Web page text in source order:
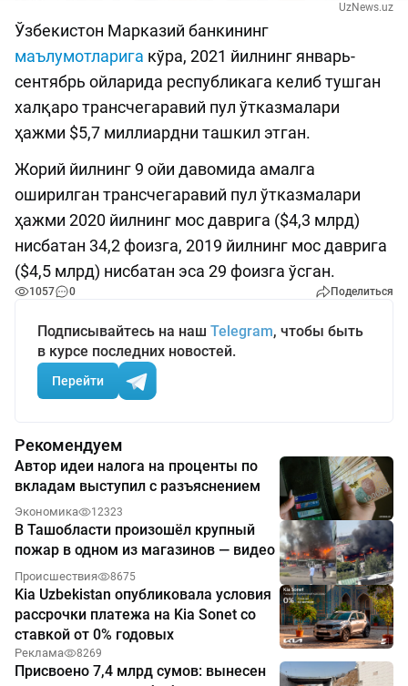
UzNews.uz
Ўзбекистон Марказий банкининг
маълумотларига кўра, 2021 йилнинг январь-
сентябрь ойларида республикага келиб тушган
халқаро трансчегаравий пул ўтказмалари
ҳажми $5,7 миллиардни ташкил этган.
Жорий йилнинг 9 ойи давомида амалга
оширилган трансчегаравий пул ўтказмалари
ҳажми 2020 йилнинг мос даврига ($4,3 млрд)
нисбатан 34,2 фоизга, 2019 йилнинг мос даврига
($4,5 млрд) нисбатан эса 29 фоизга ўсган.
1057 0 Поделиться
Подписывайтесь на наш Telegram, чтобы быть
в курсе последних новостей.
Перейти
Рекомендуем
Автор идеи налога на проценты по
вкладам выступил с разъяснением
Экономика 12323
В Ташобласти произошёл крупный
пожар в одном из магазинов — видео
Происшествия 8675
Kia Uzbekistan опубликовала условия
рассрочки платежа на Kia Sonet со
ставкой от 0% годовых
Реклама 8269
Присвоено 7,4 млрд сумов: вынесен